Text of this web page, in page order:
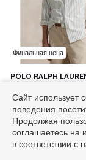
Финальная цена
POLO RALPH
полоску Custom Fit
Фит
24800 ₽-25%
от18600 ₽
5
5
Количество
2
5
5
Сайт использует
поведения
Продолжая
соглашаетесь на
в соответствии с